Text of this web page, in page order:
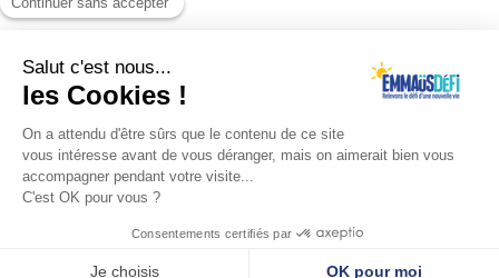
Mentions légales
Politique de confidentialité
Réalisation: Agence web Beyonds